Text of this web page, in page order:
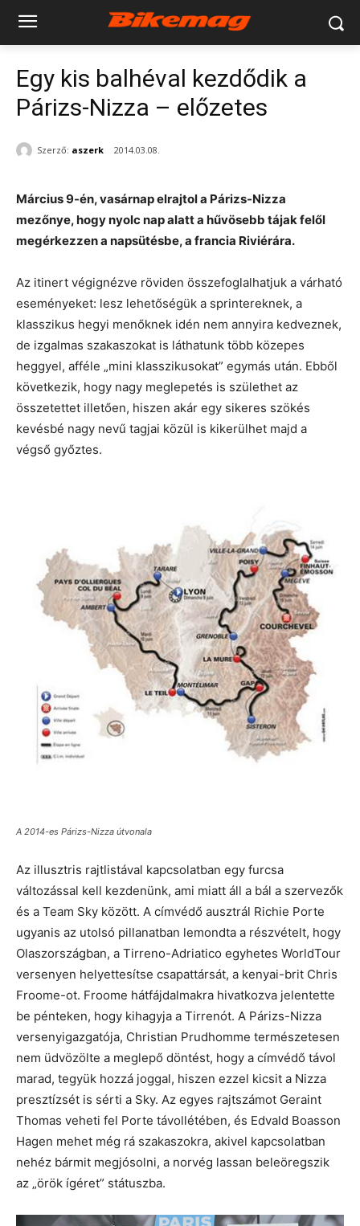
Egy kis balhéval kezdődik a
Párizs-Nizza – előzetes
Szerző: aszerk 2014.03.08.
Március 9-én, vasárnap elrajtol a Párizs-Nizza
mezőnye, hogy nyolc nap alatt a hűvösebb tájak felől
megérkezzen a napsütésbe, a francia Riviérára.
Az itinert végignézve röviden összefoglalhatjuk a várható
eseményeket: lesz lehetőségük a sprintereknek, a
klasszikus hegyi menőknek idén nem annyira kedveznek,
de izgalmas szakaszokat is láthatunk több közepes
heggyel, afféle „mini klasszikusokat” egymás után. Ebből
következik, hogy nagy meglepetés is születhet az
összetettet illetően, hiszen akár egy sikeres szökés
kevésbé nagy nevű tagjai közül is kikerülhet majd a
végső győztes.
A 2014-es Párizs-Nizza útvonala
Az illusztris rajtlistával kapcsolatban egy furcsa
változással kell kezdenünk, ami miatt áll a bál a szervezők
és a Team Sky között. A címvédő ausztrál Richie Porte
ugyanis az utolsó pillanatban lemondta a részvételt, hogy
Olaszországban, a Tirreno-Adriatico egyhetes WorldTour
versenyen helyettesítse csapattársát, a kenyai-brit Chris
Froome-ot. Froome hátfájdalmakra hivatkozva jelentette
be pénteken, hogy kihagyja a Tirrenót. A Párizs-Nizza
versenyigazgatója, Christian Prudhomme természetesen
nem üdvözölte a meglepő döntést, hogy a címvédő távol
marad, tegyük hozzá joggal, hiszen ezzel kicsit a Nizza
presztízsét is sérti a Sky. Az egyes rajtszámot Geraint
Thomas veheti fel Porte távollétében, és Edvald Boasson
Hagen mehet még rá szakaszokra, akivel kapcsolatban
nehéz bármit megjósolni, a norvég lassan beleöregszik
az „örök ígéret” státuszba.